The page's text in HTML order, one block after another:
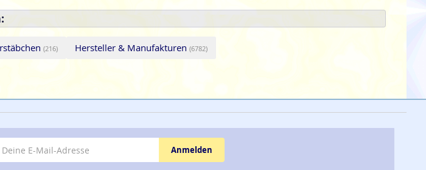
(216) Hersteller & Manufakturen (6782)
Anmelden